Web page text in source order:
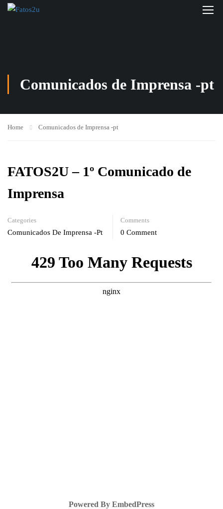
Comunicados de Imprensa -pt
Home Comunicados de Imprensa -pt
FATOS2U – 1º Comunicado de
Imprensa
Categories
Comunicados De Imprensa -pt
Comments
0 Comment
Powered By EmbedPress